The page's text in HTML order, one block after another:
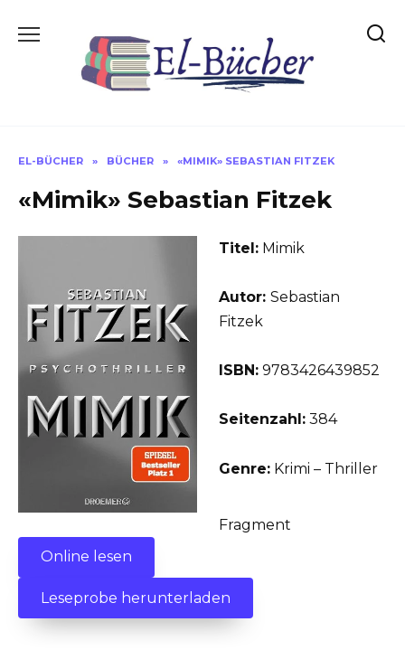
EL-BÜCHER » BÜCHER » «MIMIK» SEBASTIAN FITZEK
«Mimik» Sebastian Fitzek
Titel: Mimik
Autor: Sebastian
Fitzek
ISBN: 9783426439852
Seitenzahl: 384
Genre: Krimi – Thriller
Fragment
Online lesen
Leseprobe herunterladen